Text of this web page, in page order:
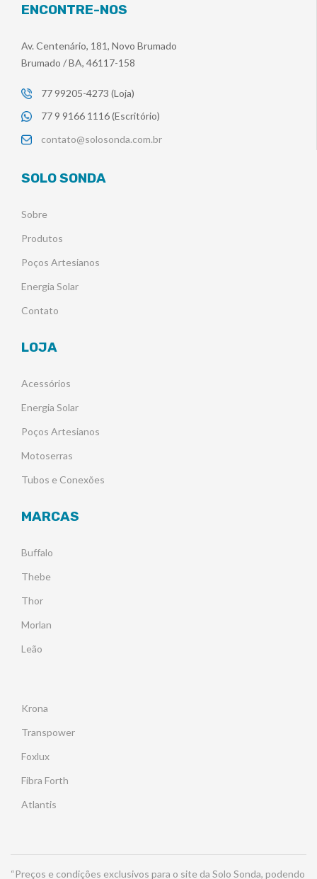
ENCONTRE-NOS
Av. Centenário, 181, Novo Brumado
Brumado / BA, 46117-158
77 99205-4273 (Loja)
77 9 9166 1116 (Escritório)
contato@solosonda.com.br
SOLO SONDA
Sobre
Produtos
Poços Artesianos
Energia Solar
Contato
LOJA
Acessórios
Energia Solar
Poços Artesianos
Motoserras
Tubos e Conexões
MARCAS
Buffalo
Thebe
Thor
Morlan
Leão
Krona
Transpower
Foxlux
Fibra Forth
Atlantis
“Preços e condições exclusivos para o site da Solo Sonda, podendo